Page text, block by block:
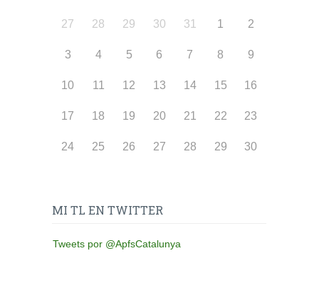
27 28 29 30 31 1 2
3 4 5 6 7 8 9
10 11 12 13 14 15 16
17 18 19 20 21 22 23
24 25 26 27 28 29 30
MI TL EN TWITTER
Tweets por @ApfsCatalunya